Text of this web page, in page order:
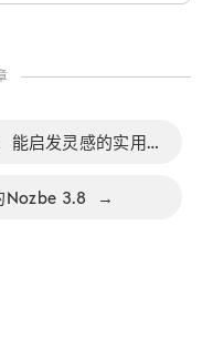
2个可帮助你节省时间和精力，能启发灵感的实用模板
Nozbe 3.8 →